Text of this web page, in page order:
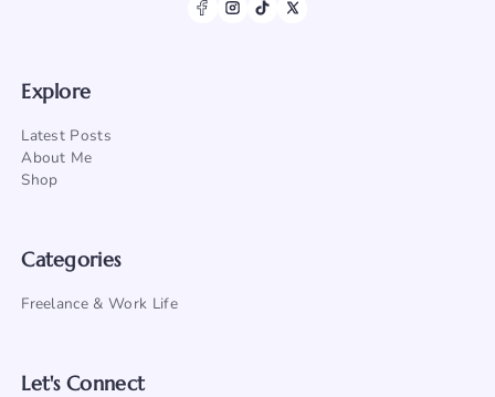
Explore
Latest Posts
About Me
Shop
Categories
Freelance & Work Life
Let's Connect